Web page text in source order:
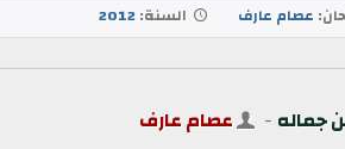
عصام عارف السنة:2012
جماله - عصام عارف